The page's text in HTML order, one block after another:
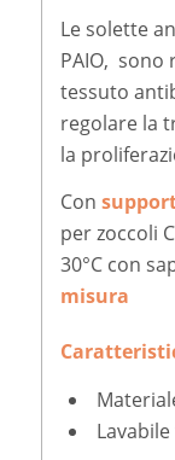
Le solette
PAIO, sono
tessuto
regolare la
la
Con
per zoccoli
30°C con
misura
Lavabile